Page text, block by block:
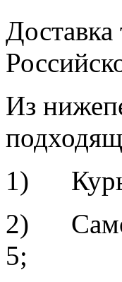
Доставка
Из
1)
2)
5;